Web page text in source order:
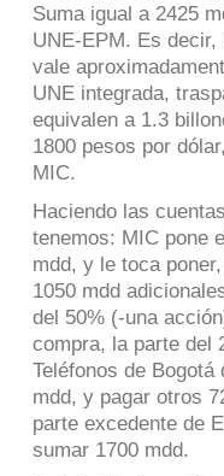
Suma igual a 2425
UNE-EPM. Es decir,
vale
UNE integrada,
equivalen a 1.3
1800 pesos por
MIC.
Haciendo las
tenemos: MIC pone
mdd, y le toca
1050 mdd
del 50% (-una
compra, la parte del
Teléfonos de
mdd, y pagar otros
parte excedente de
sumar 1700 mdd.